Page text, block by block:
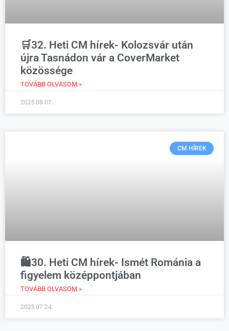
🛒32. Heti CM hírek- Kolozsvár után
újra Tasnádon vár a CoverMarket
közössége
TOVÁBB OLVASOM »
2025.08.07.
CM HÍREK
🛍️30. Heti CM hírek- Ismét Románia a
figyelem középpontjában
TOVÁBB OLVASOM »
2025.07.24.